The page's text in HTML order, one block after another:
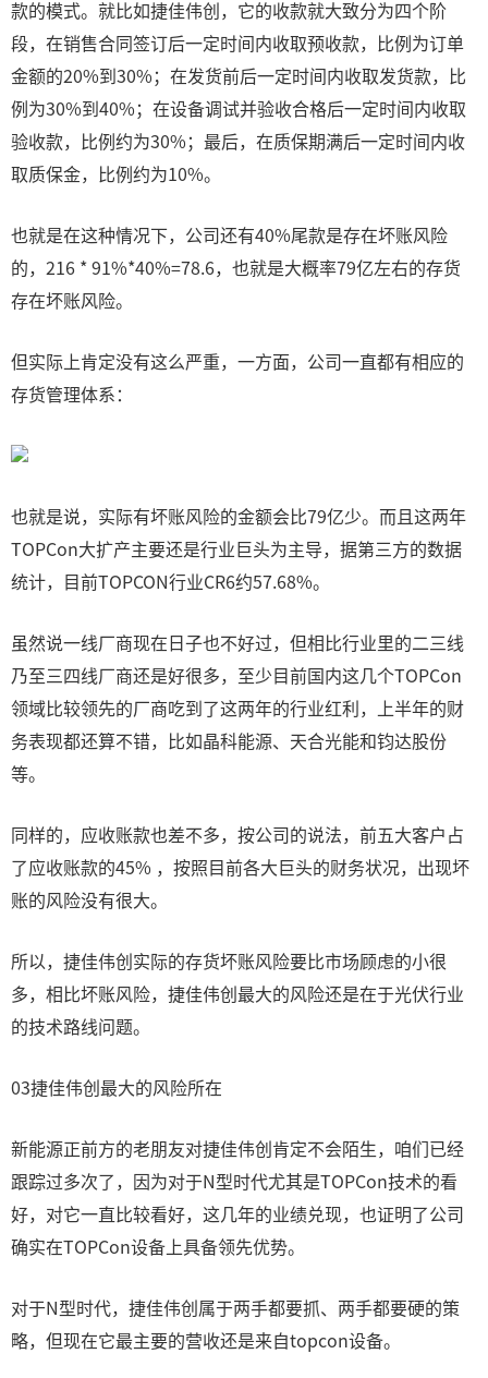
款的模式。就比如捷佳伟创，它的收款就大致分为四个阶
段，在销售合同签订后一定时间内收取预收款，比例为订单
金额的20%到30%；在发货前后一定时间内收取发货款，比
例为30%到40%；在设备调试并验收合格后一定时间内收取
验收款，比例约为30%；最后，在质保期满后一定时间内收
取质保金，比例约为10%。
也就是在这种情况下，公司还有40%尾款是存在坏账风险
的，216 * 91%*40%=78.6，也就是大概率79亿左右的存货
存在坏账风险。
但实际上肯定没有这么严重，一方面，公司一直都有相应的
存货管理体系：
也就是说，实际有坏账风险的金额会比79亿少。而且这两年
TOPCon大扩产主要还是行业巨头为主导，据第三方的数据
统计，目前TOPCON行业CR6约57.68%。
虽然说一线厂商现在日子也不好过，但相比行业里的二三线
乃至三四线厂商还是好很多，至少目前国内这几个TOPCon
领域比较领先的厂商吃到了这两年的行业红利，上半年的财
务表现都还算不错，比如晶科能源、天合光能和钧达股份
等。
同样的，应收账款也差不多，按公司的说法，前五大客户占
了应收账款的45% ，按照目前各大巨头的财务状况，出现坏
账的风险没有很大。
所以，捷佳伟创实际的存货坏账风险要比市场顾虑的小很
多，相比坏账风险，捷佳伟创最大的风险还是在于光伏行业
的技术路线问题。
03捷佳伟创最大的风险所在
新能源正前方的老朋友对捷佳伟创肯定不会陌生，咱们已经
跟踪过多次了，因为对于N型时代尤其是TOPCon技术的看
好，对它一直比较看好，这几年的业绩兑现，也证明了公司
确实在TOPCon设备上具备领先优势。
对于N型时代，捷佳伟创属于两手都要抓、两手都要硬的策
略，但现在它最主要的营收还是来自topcon设备。